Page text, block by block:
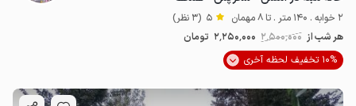
2 خوابه . 140 متر . تا 8 مهمان 5 (3 نظر)
هر شب از 2٬500٬000 2٬250٬000 تومان
10% تخفیف لحظه آخری